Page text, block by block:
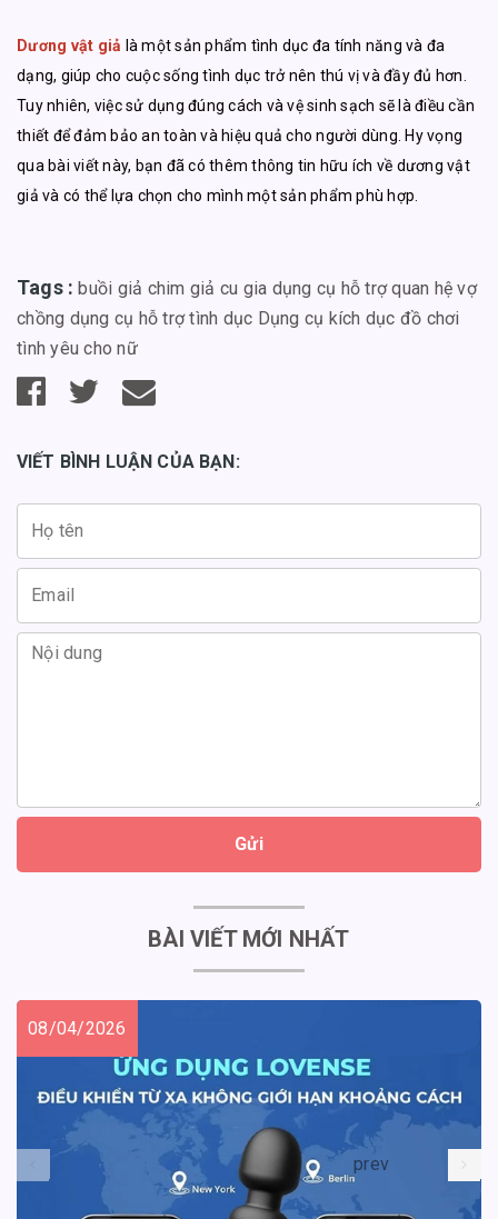
Dương vật giả là một sản phẩm tình dục đa tính năng và đa
dạng, giúp cho cuộc sống tình dục trở nên thú vị và đầy đủ hơn.
Tuy nhiên, việc sử dụng đúng cách và vệ sinh sạch sẽ là điều cần
thiết để đảm bảo an toàn và hiệu quả cho người dùng. Hy vọng
qua bài viết này, bạn đã có thêm thông tin hữu ích về dương vật
giả và có thể lựa chọn cho mình một sản phẩm phù hợp.
Tags :buồi giả chim giả cu gia dụng cụ hỗ trợ quan hệ vợ
chồng dụng cụ hỗ trợ tình dục Dụng cụ kích dục đồ chơi
tình yêu cho nữ
VIẾT BÌNH LUẬN CỦA BẠN:
Gửi
BÀI VIẾT MỚI NHẤT
08/04/2026
prev